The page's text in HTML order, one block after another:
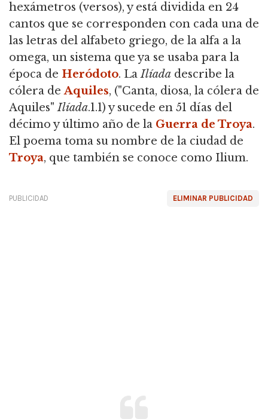
hexámetros (versos), y está dividida en 24
cantos que se corresponden con cada una de
las letras del alfabeto griego, de la alfa a la
omega, un sistema que ya se usaba para la
época de Heródoto. LaIlíada describe la
cólera deAquiles, ("Canta, diosa, la cólera de
Aquiles"Ilíada.1.1) y sucede en 51 días del
décimo y último año de la Guerra de Troya.
El poema toma su nombre de la ciudad de
Troya, que también se conoce como Ilium.
ELIMINAR PUBLICIDAD
PUBLICIDAD